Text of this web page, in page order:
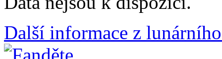
Další informace z